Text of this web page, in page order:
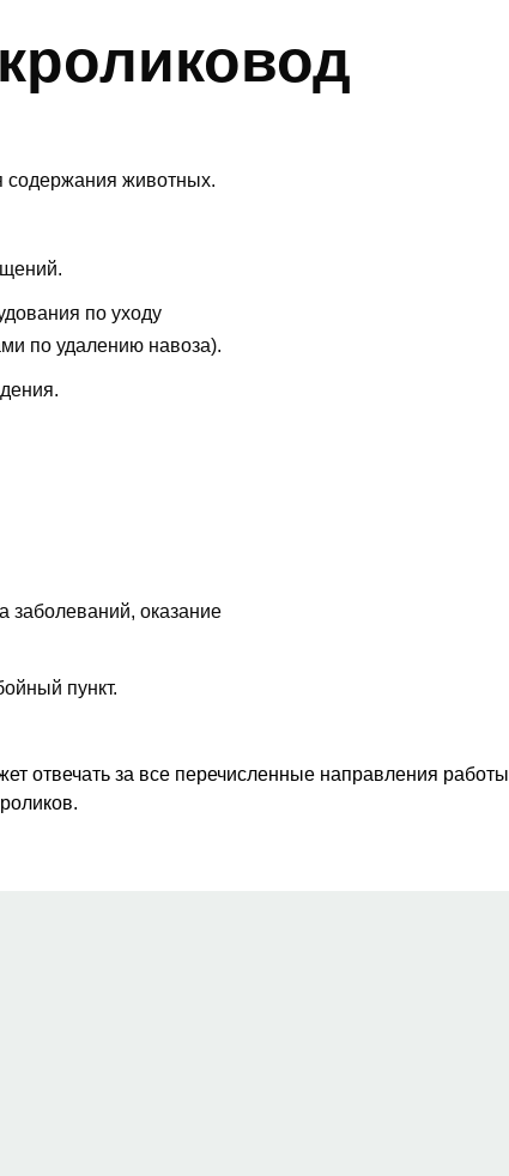
содержания животных.
по уходу
по удалению навоза).
заболеваний, оказание
пункт.
отвечать за все перечисленные направления работы